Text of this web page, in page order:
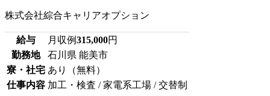
株式会社綜合キャリアオプション
給与 月収例315,000円
勤務地
石川県 能美市
寮・社宅 あり（無料）
仕事内容 加工・検査 / 家電系工場 / 交替制